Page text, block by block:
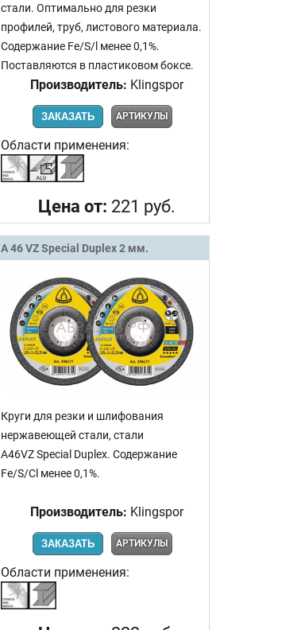
стали. Оптимально для резки
профилей, труб, листового материала.
Содержание Fe/S/l менее 0,1%.
Поставляются в пластиковом боксе.
Производитель: Klingspor
ЗАКАЗАТЬ АРТИКУЛЫ
Области применения:
Цена от: 221 руб.
A 46 VZ Special Duplex 2 мм.
Круги для резки и шлифования
нержавеющей стали, стали
A46VZ Special Duplex. Содержание
Fe/S/Cl менее 0,1%.
Производитель: Klingspor
ЗАКАЗАТЬ АРТИКУЛЫ
Области применения: